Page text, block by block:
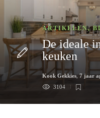
ARTIKELEN,
De ideale
keuken
Kook Gekkies,7 jaar
3104